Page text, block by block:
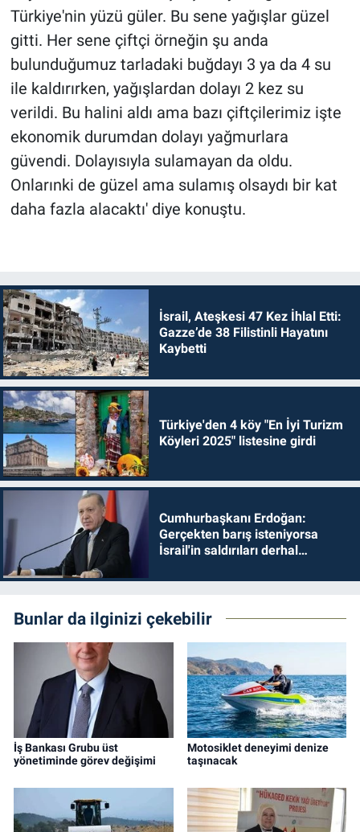
Türkiye'nin yüzü güler. Bu sene yağışlar güzel
gitti. Her sene çiftçi örneğin şu anda
bulunduğumuz tarladaki buğdayı 3 ya da 4 su
ile kaldırırken, yağışlardan dolayı 2 kez su
verildi. Bu halini aldı ama bazı çiftçilerimiz işte
ekonomik durumdan dolayı yağmurlara
güvendi. Dolayısıyla sulamayan da oldu.
Onlarınki de güzel ama sulamış olsaydı bir kat
daha fazla alacaktı' diye konuştu.
İsrail, Ateşkesi 47 Kez İhlal Etti:
Gazze’de 38 Filistinli Hayatını
Kaybetti
Türkiye'den 4 köy "En İyi Turizm
Köyleri 2025" listesine girdi
Cumhurbaşkanı Erdoğan:
Gerçekten barış isteniyorsa
İsrail'in saldırıları derhal
Bunlar da ilginizi çekebilir
İş Bankası Grubu üst
yönetiminde görev değişimi
Motosiklet deneyimi denize
taşınacak